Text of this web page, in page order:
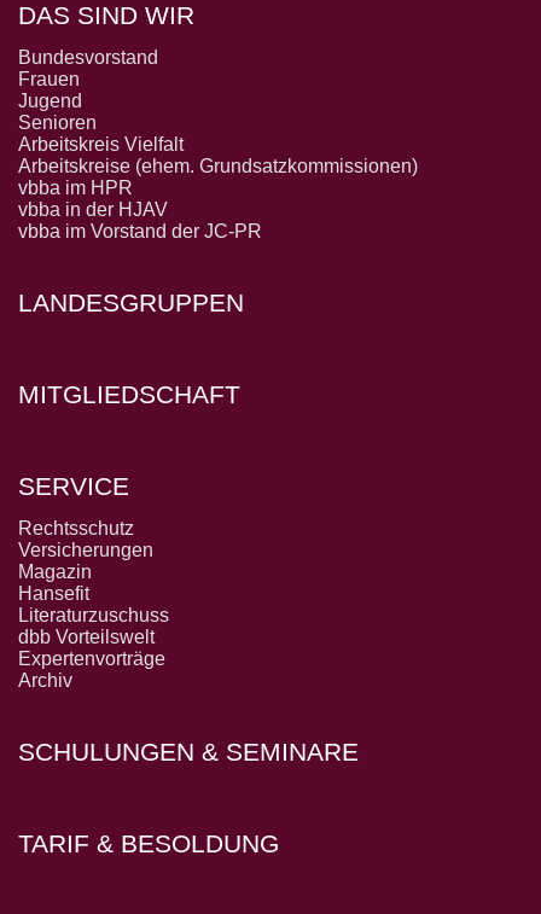
DAS SIND WIR
Bundesvorstand
Frauen
Jugend
Senioren
Arbeitskreis Vielfalt
Arbeitskreise (ehem. Grundsatzkommissionen)
vbba im HPR
vbba in der HJAV
vbba im Vorstand der JC-PR
LANDESGRUPPEN
MITGLIEDSCHAFT
SERVICE
Rechtsschutz
Versicherungen
Magazin
Hansefit
Literaturzuschuss
dbb Vorteilswelt
Expertenvorträge
Archiv
SCHULUNGEN & SEMINARE
TARIF & BESOLDUNG